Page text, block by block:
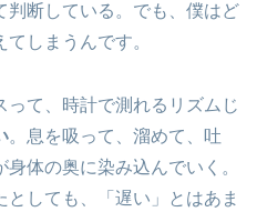
判断している。でも、僕はど
しまうんです。
って、時計で測れるリズムじ
。息を吸って、溜めて、吐
体の奥に染み込んでいく。
しても、「遅い」とはあま